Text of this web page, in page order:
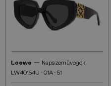
Loewe — Napszemüvegek
LW40154U - 01A - 51